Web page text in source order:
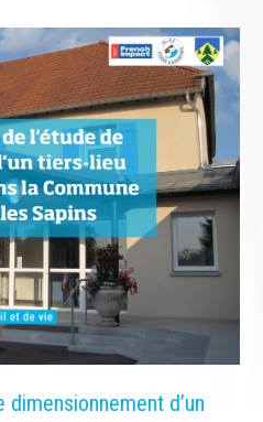
dimensionnement d’un